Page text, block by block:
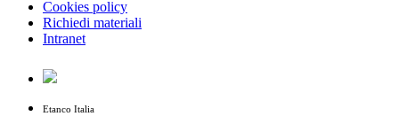
Cookies policy
Richiedi materiali
Intranet
Etanco Italia